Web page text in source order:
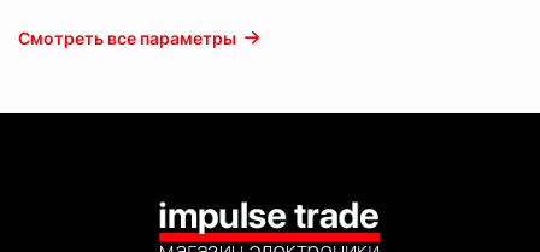
Смотреть все параметры